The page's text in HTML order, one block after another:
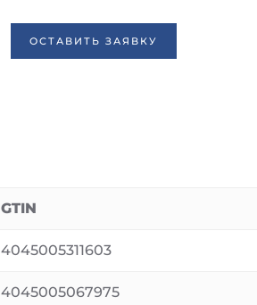
ОСТАВИТЬ ЗАЯВКУ
GTIN
4045005311603
4045005067975